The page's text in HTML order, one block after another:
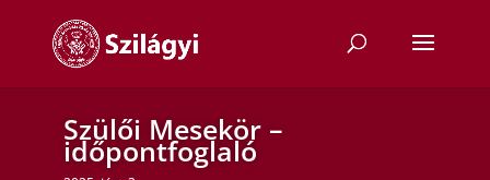
Szülői Mesekör –
időpontfoglaló